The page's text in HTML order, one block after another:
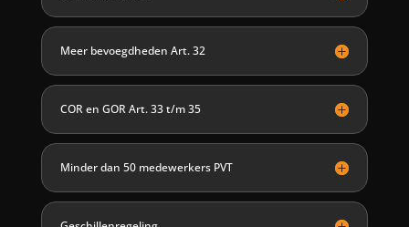
Meer bevoegdheden Art. 32
COR en GOR Art. 33 t/m 35
Minder dan 50 medewerkers PVT